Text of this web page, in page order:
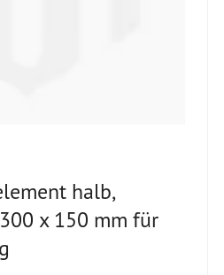
halb,
x 150 mm für